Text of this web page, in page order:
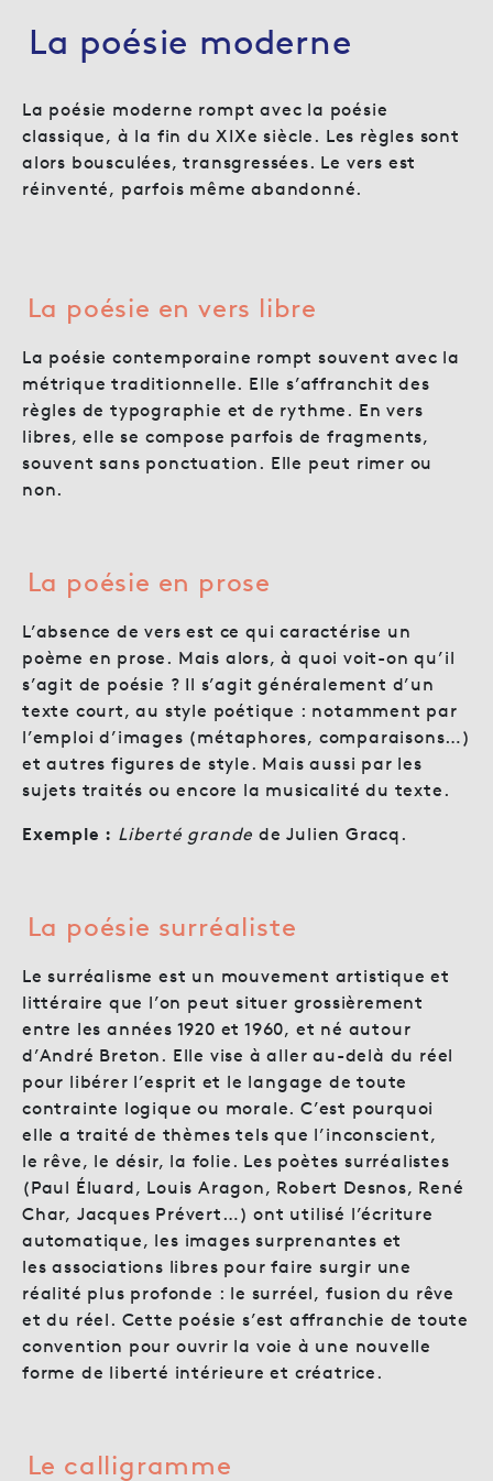
La poésie moderne
La poésie moderne rompt avec la poésie
classique, à la fin du XIXe siècle. Les règles sont
alors bousculées, transgressées. Le vers est
réinventé, parfois même abandonné.
La poésie en vers libre
La poésie contemporaine rompt souvent avec la
métrique traditionnelle. Elle s’affranchit des
règles de typographie et de rythme. En vers
libres, elle se compose parfois de fragments,
souvent sans ponctuation. Elle peut rimer ou
non.
La poésie en prose
L’absence de vers est ce qui caractérise un
poème en prose. Mais alors, à quoi voit-on qu’il
s’agit de poésie ? Il s’agit généralement d’un
texte court, au style poétique : notamment par
l’emploi d’images (métaphores, comparaisons…)
et autres figures de style. Mais aussi par les
sujets traités ou encore la musicalité du texte.
Exemple : Liberté grande de Julien Gracq.
La poésie surréaliste
Le surréalisme est un mouvement artistique et
littéraire que l’on peut situer grossièrement
entre les années 1920 et 1960, et né autour
d’André Breton. Elle vise à aller au-delà du réel
pour libérer l’esprit et le langage de toute
contrainte logique ou morale. C’est pourquoi
elle a traité de thèmes tels que l’inconscient,
le rêve, le désir, la folie. Les poètes surréalistes
(Paul Éluard, Louis Aragon, Robert Desnos, René
Char, Jacques Prévert…) ont utilisé l’écriture
automatique, les images surprenantes et
les associations libres pour faire surgir une
réalité plus profonde : le surréel, fusion du rêve
et du réel. Cette poésie s’est affranchie de toute
convention pour ouvrir la voie à une nouvelle
forme de liberté intérieure et créatrice.
Le calligramme